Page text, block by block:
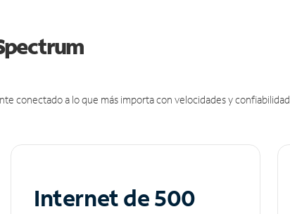
conectado a lo que más importa con velocidades y confiabilidad
Internet de 500